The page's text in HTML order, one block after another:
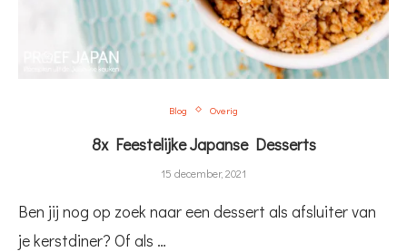
Blog Overig
8x Feestelijke Japanse Desserts
15 december, 2021
Ben jij nog op zoek naar een dessert als afsluiter van
je kerstdiner? Of als …